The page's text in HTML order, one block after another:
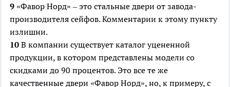
9 «Фавор Норд» – это стальные двери от завода-
производителя сейфов. Комментарии к этому пункту
излишни.
10 В компании существует каталог уцененной
продукции, в котором представлены модели со
скидками до 90 процентов. Это все те же
качественные двери «Фавор Норд», но, к примеру, с